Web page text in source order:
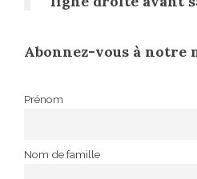
Abonnez-vous à notre
Prénom
Nom de famille